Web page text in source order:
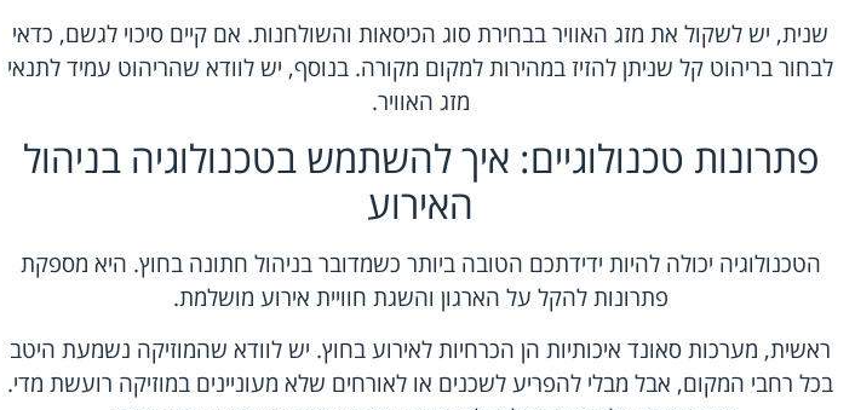
שנית, יש לשקול את מזג האוויר בבחירת סוג הכיסאות והשולחנות. אם קיים סיכוי לגשם, כדאי
לבחור בריהוט קל שניתן להזיז במהירות למקום מקורה. בנוסף, יש לוודא שהריהוט עמיד לתנאי
מזג האוויר.
פתרונות טכנולוגיים: איך להשתמש בטכנולוגיה בניהול
האירוע
הטכנולוגיה יכולה להיות ידידתכם הטובה ביותר כשמדובר בניהול חתונה בחוץ. היא מספקת
פתרונות להקל על הארגון והשגת חוויית אירוע מושלמת.
ראשית, מערכות סאונד איכותיות הן הכרחיות לאירוע בחוץ. יש לוודא שהמוזיקה נשמעת היטב
בכל רחבי המקום, אבל מבלי להפריע לשכנים או לאורחים שלא מעוניינים במוזיקה רועשת מדי.